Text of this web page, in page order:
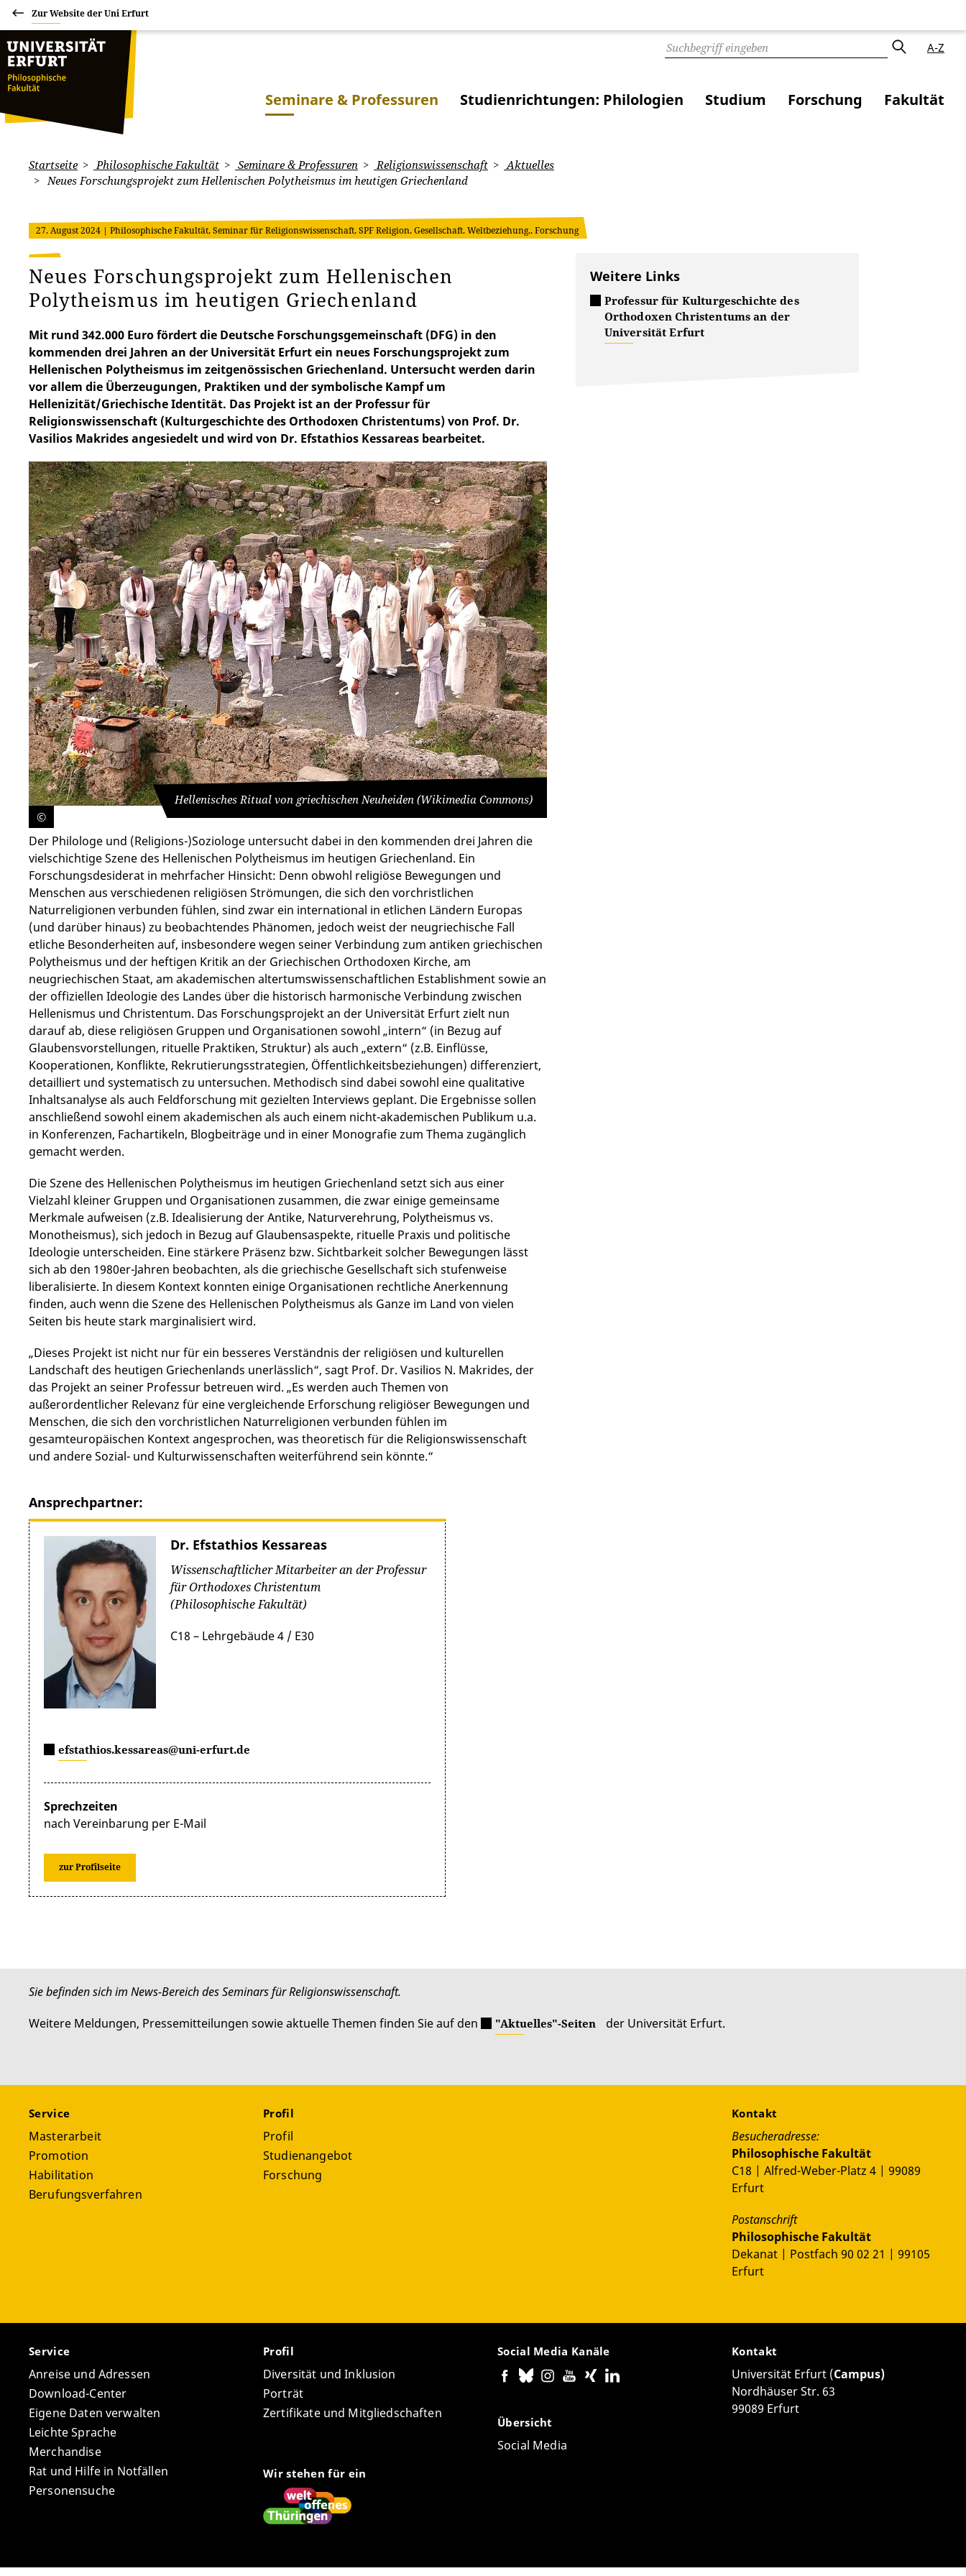
Zur Website der Uni Erfurt
A-Z
Seminare & Professuren Studienrichtungen: Philologien Studium Forschung Fakultät
Startseite Philosophische Fakultät Seminare & Professuren Religionswissenschaft
Aktuelles
Neues Forschungsprojekt zum Hellenischen Polytheismus im heutigen Griechenland
27. August 2024 | Philosophische Fakultät, Seminar für Religionswissenschaft, SPF Religion. Gesellschaft. Weltbeziehung., Forschung
Neues Forschungsprojekt zum Hellenischen
Polytheismus im heutigen Griechenland
Mit rund 342.000 Euro fördert die Deutsche Forschungsgemeinschaft (DFG) in den
kommenden drei Jahren an der Universität Erfurt ein neues Forschungsprojekt zum
Hellenischen Polytheismus im zeitgenössischen Griechenland. Untersucht werden darin
vor allem die Überzeugungen, Praktiken und der symbolische Kampf um
Hellenizität/Griechische Identität. Das Projekt ist an der Professur für
Religionswissenschaft (Kulturgeschichte des Orthodoxen Christentums) von Prof. Dr.
Vasilios Makrides angesiedelt und wird von Dr. Efstathios Kessareas bearbeitet.
©
Hellenisches Ritual von griechischen Neuheiden (Wikimedia Commons)
Der Philologe und (Religions-)Soziologe untersucht dabei in den kommenden drei Jahren die
vielschichtige Szene des Hellenischen Polytheismus im heutigen Griechenland. Ein
Forschungsdesiderat in mehrfacher Hinsicht: Denn obwohl religiöse Bewegungen und
Menschen aus verschiedenen religiösen Strömungen, die sich den vorchristlichen
Naturreligionen verbunden fühlen, sind zwar ein international in etlichen Ländern Europas
(und darüber hinaus) zu beobachtendes Phänomen, jedoch weist der neugriechische Fall
etliche Besonderheiten auf, insbesondere wegen seiner Verbindung zum antiken griechischen
Polytheismus und der heftigen Kritik an der Griechischen Orthodoxen Kirche, am
neugriechischen Staat, am akademischen altertumswissenschaftlichen Establishment sowie an
der offiziellen Ideologie des Landes über die historisch harmonische Verbindung zwischen
Hellenismus und Christentum. Das Forschungsprojekt an der Universität Erfurt zielt nun
darauf ab, diese religiösen Gruppen und Organisationen sowohl „intern“ (in Bezug auf
Glaubensvorstellungen, rituelle Praktiken, Struktur) als auch „extern“ (z.B. Einflüsse,
Kooperationen, Konflikte, Rekrutierungsstrategien, Öffentlichkeitsbeziehungen) differenziert,
detailliert und systematisch zu untersuchen. Methodisch sind dabei sowohl eine qualitative
Inhaltsanalyse als auch Feldforschung mit gezielten Interviews geplant. Die Ergebnisse sollen
anschließend sowohl einem akademischen als auch einem nicht-akademischen Publikum u.a.
in Konferenzen, Fachartikeln, Blogbeiträge und in einer Monografie zum Thema zugänglich
gemacht werden.
Die Szene des Hellenischen Polytheismus im heutigen Griechenland setzt sich aus einer
Vielzahl kleiner Gruppen und Organisationen zusammen, die zwar einige gemeinsame
Merkmale aufweisen (z.B. Idealisierung der Antike, Naturverehrung, Polytheismus vs.
Monotheismus), sich jedoch in Bezug auf Glaubensaspekte, rituelle Praxis und politische
Ideologie unterscheiden. Eine stärkere Präsenz bzw. Sichtbarkeit solcher Bewegungen lässt
sich ab den 1980er-Jahren beobachten, als die griechische Gesellschaft sich stufenweise
liberalisierte. In diesem Kontext konnten einige Organisationen rechtliche Anerkennung
finden, auch wenn die Szene des Hellenischen Polytheismus als Ganze im Land von vielen
Seiten bis heute stark marginalisiert wird.
„Dieses Projekt ist nicht nur für ein besseres Verständnis der religiösen und kulturellen
Landschaft des heutigen Griechenlands unerlässlich“, sagt Prof. Dr. Vasilios N. Makrides, der
das Projekt an seiner Professur betreuen wird. „Es werden auch Themen von
außerordentlicher Relevanz für eine vergleichende Erforschung religiöser Bewegungen und
Menschen, die sich den vorchristlichen Naturreligionen verbunden fühlen im
gesamteuropäischen Kontext angesprochen, was theoretisch für die Religionswissenschaft
und andere Sozial- und Kulturwissenschaften weiterführend sein könnte.“
Ansprechpartner:
Dr. Efstathios Kessareas
Wissenschaftlicher Mitarbeiter an der Professur
für Orthodoxes Christentum
(Philosophische Fakultät)
C18 – Lehrgebäude 4 / E30
efstathios.kessareas@uni-erfurt.de
Sprechzeiten
nach Vereinbarung per E-Mail
zur Profilseite
Weitere Links
Professur für Kulturgeschichte des
Orthodoxen Christentums an der
Universität Erfurt
Sie befinden sich im News-Bereich des Seminars für Religionswissenschaft.
Weitere Meldungen, Pressemitteilungen sowie aktuelle Themen finden Sie auf den
"Aktuelles"-Seiten der Universität Erfurt.
Service
Masterarbeit
Promotion
Habilitation
Berufungsverfahren
Profil
Profil
Studienangebot
Forschung
Kontakt
Besucheradresse:
Philosophische Fakultät
C18 | Alfred-Weber-Platz 4 | 99089
Erfurt
Postanschrift
Philosophische Fakultät
Dekanat | Postfach 90 02 21 | 99105
Erfurt
Service
Anreise und Adressen
Download-Center
Eigene Daten verwalten
Leichte Sprache
Merchandise
Rat und Hilfe in Notfällen
Personensuche
Profil
Diversität und Inklusion
Porträt
Zertifikate und Mitgliedschaften
Wir stehen für ein
Social Media Kanäle
Übersicht
Social Media
Kontakt
Universität Erfurt (Campus)
Nordhäuser Str. 63
99089 Erfurt